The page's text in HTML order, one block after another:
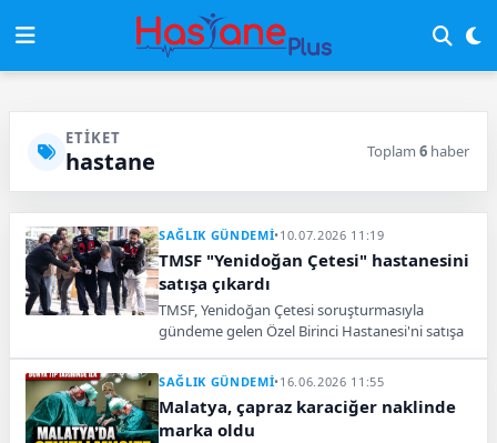
ETIKET
hastane Toplam 6 haber
SAĞLIK GÜNDEMİ•10.07.2026 11:19
TMSF "Yenidoğan Çetesi" hastanesini
satışa çıkardı
TMSF, Yenidoğan Çetesi soruşturmasıyla
gündeme gelen Özel Birinci Hastanesi'ni satışa
bedel 546,5 milyon TL.
SAĞLIK GÜNDEMİ•16.06.2026 11:55
Malatya, çapraz karaciğer naklinde
marka oldu